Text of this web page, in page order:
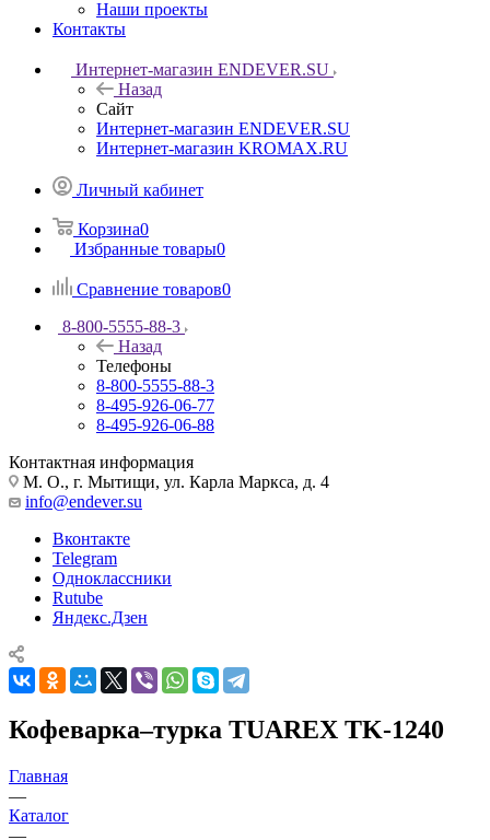
Наши проекты
Контакты
Интернет-магазин ENDEVER.SU
Назад
Сайт
Интернет-магазин ENDEVER.SU
Интернет-магазин KROMAX.RU
Личный кабинет
Корзина0
Избранные товары0
Сравнение товаров0
8-800-5555-88-3
Назад
Телефоны
8-800-5555-88-3
8-495-926-06-77
8-495-926-06-88
Контактная информация
М. О., г. Мытищи, ул. Карла Маркса, д. 4
info@endever.su
Вконтакте
Telegram
Одноклассники
Rutube
Яндекс.Дзен
Кофеварка–турка TUAREX TK-1240
Главная
—
Каталог
—